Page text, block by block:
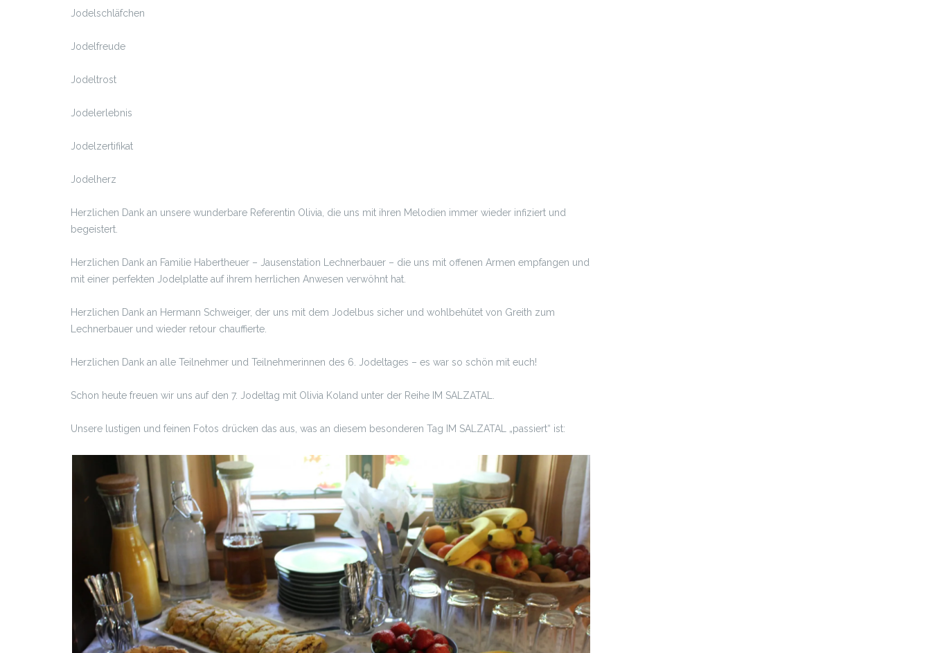
Jodelschläfchen
Jodelfreude
Jodeltrost
Jodelerlebnis
Jodelzertifikat
Jodelherz
Herzlichen Dank an unsere wunderbare Referentin Olivia, die uns mit ihren Melodien immer wieder infiziert und
begeistert.
Herzlichen Dank an Familie Habertheuer – Jausenstation Lechnerbauer – die uns mit offenen Armen empfangen und
mit einer perfekten Jodelplatte auf ihrem herrlichen Anwesen verwöhnt hat.
Herzlichen Dank an Hermann Schweiger, der uns mit dem Jodelbus sicher und wohlbehütet von Greith zum
Lechnerbauer und wieder retour chauffierte.
Herzlichen Dank an alle Teilnehmer und Teilnehmerinnen des 6. Jodeltages – es war so schön mit euch!
Schon heute freuen wir uns auf den 7. Jodeltag mit Olivia Koland unter der Reihe IM SALZATAL.
Unsere lustigen und feinen Fotos drücken das aus, was an diesem besonderen Tag IM SALZATAL „passiert“ ist: